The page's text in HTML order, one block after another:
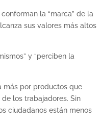
la “marca” de la
sus valores más altos
y “perciben la
más por productos que
los trabajadores. Sin
ciudadanos están menos